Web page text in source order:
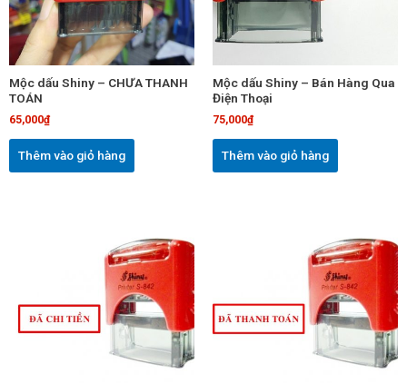
Mộc dấu Shiny – CHƯA THANH
TOÁN
65,000₫
Thêm vào giỏ hàng
Mộc dấu Shiny – Bán Hàng Qua
Điện Thoại
75,000₫
Thêm vào giỏ hàng